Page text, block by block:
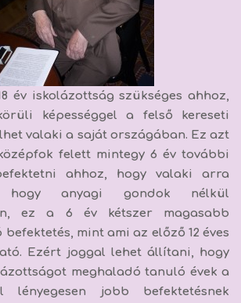
év iskolázottság szükséges ahhoz,
képességgel a felső kereseti
valaki a saját országában. Ez azt
középfok felett mintegy 6 év további
ahhoz, hogy valaki arra
hogy anyagi gondok nélkül
ez a 6 év kétszer magasabb
mint ami az előző 12 éves
Ezért joggal lehet állítani, hogy
meghaladó tanuló évek a
lényegesen jobb befektetésnek